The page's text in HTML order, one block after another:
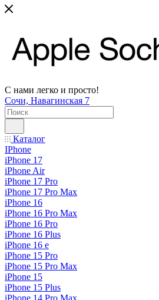
С нами легко и просто!
Сочи, Навагинская 7
Каталог
IPhone
iPhone 17
iPhone Air
iPhone 17 Pro
iPhone 17 Pro Max
iPhone 16
iPhone 16 Pro Max
iPhone 16 Pro
iPhone 16 Plus
iPhone 16 e
iPhone 15 Pro
iPhone 15 Pro Max
iPhone 15
iPhone 15 Plus
iPhone 14 Pro Max